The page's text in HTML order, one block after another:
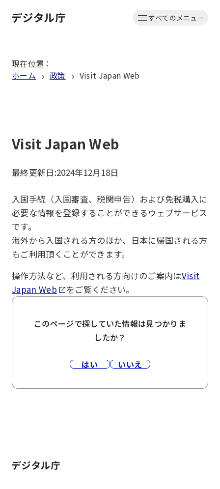
文
動
すべてのメニュー
現在位置 ：
ホーム
政策 Visit Japan Web
Visit Japan Web
最終更新日:2024年12月18日
入国手続（入国審査、税関申告）および免税購入に
必要な情報を登録することができるウェブサービス
です。
海外から入国される方のほか、日本に帰国される方
もご利用頂くことができます。
操作方法など、利用される方向けのご案内はVisit
Japan Web
をご覧ください。
このページで探していた情報は見つかりま
したか？
はい いいえ
ホーム